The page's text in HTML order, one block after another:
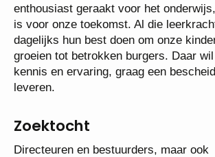
enthousiast geraakt voor het
is voor onze toekomst. Al die
dagelijks hun best doen om onze
groeien tot betrokken burgers. Daar
kennis en ervaring, graag een
leveren.
Zoektocht
Directeuren en bestuurders, maar ook